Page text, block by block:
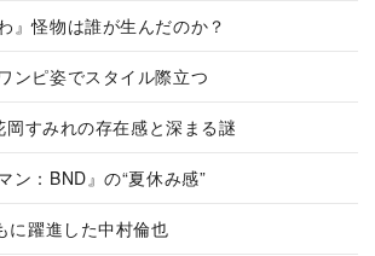
』怪物は誰が生んだのか？
ンピ姿でスタイル際立つ
岡すみれの存在感と深まる謎
ン：BND』の“夏休み感”
に躍進した中村倫也